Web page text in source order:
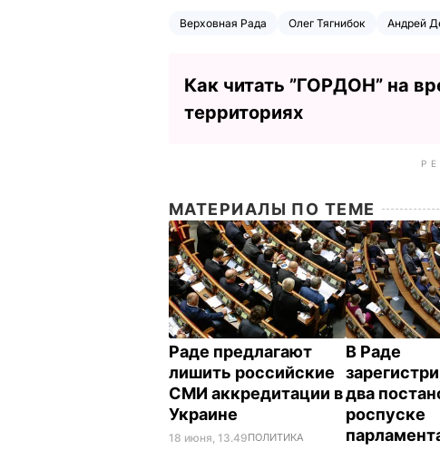
Верховная Рада Олег Тягнибок Андрей
Как читать ”ГОРДОН” на
территориях
МАТЕРИАЛЫ ПО ТЕМЕ
Раде предлагают
лишить российские
СМИ аккредитации в
Украине
18 июня, 13.49ПОЛИТИКА
В Раде
два
роспуске